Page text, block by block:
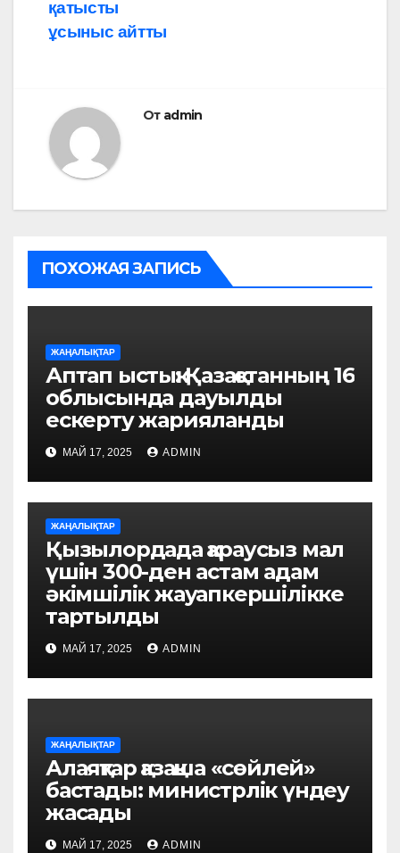
қатысты
ұсыныс айтты
От admin
ПОХОЖАЯ ЗАПИСЬ
ЖАҢАЛЫҚТАР
Аптап ыстық: Қазақстанның 16
облысында дауылды
ескерту жарияланды
МАЙ 17, 2025 ADMIN
ЖАҢАЛЫҚТАР
Қызылордада қараусыз мал
үшін 300-ден астам адам
әкімшілік жауапкершілікке
тартылды
МАЙ 17, 2025 ADMIN
ЖАҢАЛЫҚТАР
Алаяқтар қазақша «сөйлей»
бастады: министрлік үндеу
жасады
МАЙ 17, 2025 ADMIN